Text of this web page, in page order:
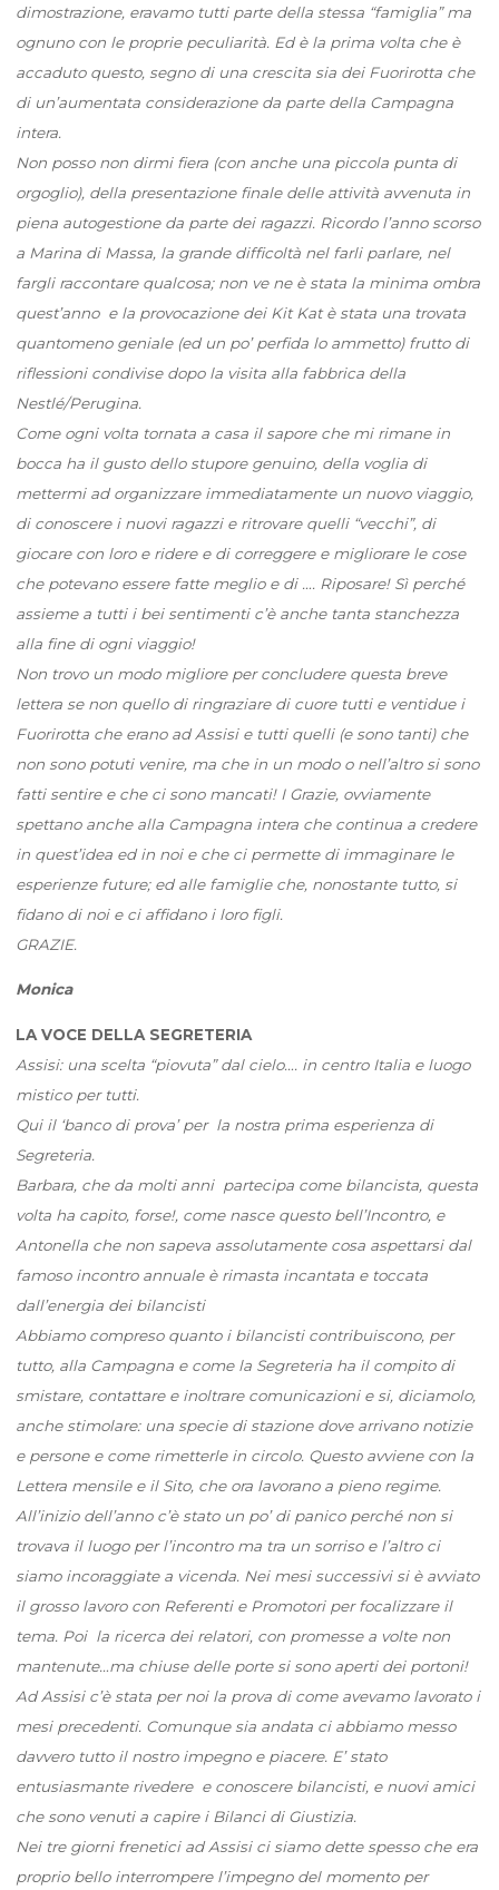
dimostrazione, eravamo tutti parte della stessa “famiglia” ma
ognuno con le proprie peculiarità. Ed è la prima volta che è
accaduto questo, segno di una crescita sia dei Fuorirotta che
di un’aumentata considerazione da parte della Campagna
intera.
Non posso non dirmi fiera (con anche una piccola punta di
orgoglio), della presentazione finale delle attività avvenuta in
piena autogestione da parte dei ragazzi. Ricordo l’anno scorso
a Marina di Massa, la grande difficoltà nel farli parlare, nel
fargli raccontare qualcosa; non ve ne è stata la minima ombra
quest’anno e la provocazione dei Kit Kat è stata una trovata
quantomeno geniale (ed un po’ perfida lo ammetto) frutto di
riflessioni condivise dopo la visita alla fabbrica della
Nestlé/Perugina.
Come ogni volta tornata a casa il sapore che mi rimane in
bocca ha il gusto dello stupore genuino, della voglia di
mettermi ad organizzare immediatamente un nuovo viaggio,
di conoscere i nuovi ragazzi e ritrovare quelli “vecchi”, di
giocare con loro e ridere e di correggere e migliorare le cose
che potevano essere fatte meglio e di …. Riposare! Sì perché
assieme a tutti i bei sentimenti c’è anche tanta stanchezza
alla fine di ogni viaggio!
Non trovo un modo migliore per concludere questa breve
lettera se non quello di ringraziare di cuore tutti e ventidue i
Fuorirotta che erano ad Assisi e tutti quelli (e sono tanti) che
non sono potuti venire, ma che in un modo o nell’altro si sono
fatti sentire e che ci sono mancati! I Grazie, ovviamente
spettano anche alla Campagna intera che continua a credere
in quest’idea ed in noi e che ci permette di immaginare le
esperienze future; ed alle famiglie che, nonostante tutto, si
fidano di noi e ci affidano i loro figli.
GRAZIE.
Monica
LA VOCE DELLA SEGRETERIA
Assisi: una scelta “piovuta” dal cielo…. in centro Italia e luogo
mistico per tutti.
Qui il ‘banco di prova’ per la nostra prima esperienza di
Segreteria.
Barbara, che da molti anni partecipa come bilancista, questa
volta ha capito, forse!, come nasce questo bell’Incontro, e
Antonella che non sapeva assolutamente cosa aspettarsi dal
famoso incontro annuale è rimasta incantata e toccata
dall’energia dei bilancisti
Abbiamo compreso quanto i bilancisti contribuiscono, per
tutto, alla Campagna e come la Segreteria ha il compito di
smistare, contattare e inoltrare comunicazioni e si, diciamolo,
anche stimolare: una specie di stazione dove arrivano notizie
e persone e come rimetterle in circolo. Questo avviene con la
Lettera mensile e il Sito, che ora lavorano a pieno regime.
All’inizio dell’anno c’è stato un po’ di panico perché non si
trovava il luogo per l’incontro ma tra un sorriso e l’altro ci
siamo incoraggiate a vicenda. Nei mesi successivi si è avviato
il grosso lavoro con Referenti e Promotori per focalizzare il
tema. Poi la ricerca dei relatori, con promesse a volte non
mantenute…ma chiuse delle porte si sono aperti dei portoni!
Ad Assisi c’è stata per noi la prova di come avevamo lavorato i
mesi precedenti. Comunque sia andata ci abbiamo messo
davvero tutto il nostro impegno e piacere. E’ stato
entusiasmante rivedere e conoscere bilancisti, e nuovi amici
che sono venuti a capire i Bilanci di Giustizia.
Nei tre giorni frenetici ad Assisi ci siamo dette spesso che era
proprio bello interrompere l’impegno del momento per